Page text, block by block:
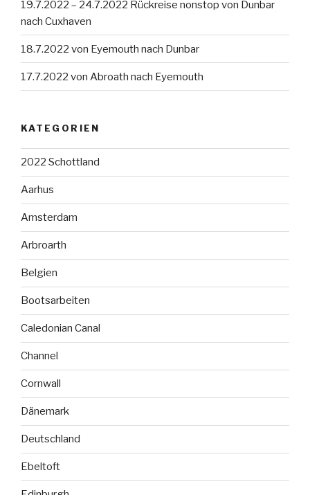
19.7.2022 – 24.7.2022 Rückreise nonstop von Dunbar
nach Cuxhaven
18.7.2022 von Eyemouth nach Dunbar
17.7.2022 von Abroath nach Eyemouth
KATEGORIEN
2022 Schottland
Aarhus
Amsterdam
Arbroarth
Belgien
Bootsarbeiten
Caledonian Canal
Channel
Cornwall
Dänemark
Deutschland
Ebeltoft